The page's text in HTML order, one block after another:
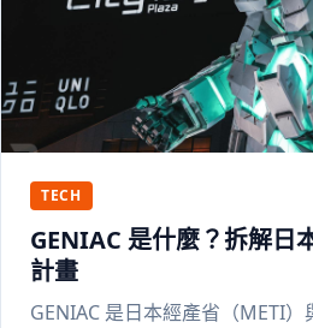
TECH
GENIAC 是什麼？拆解日
計畫
GENIAC 是日本經產省（METI